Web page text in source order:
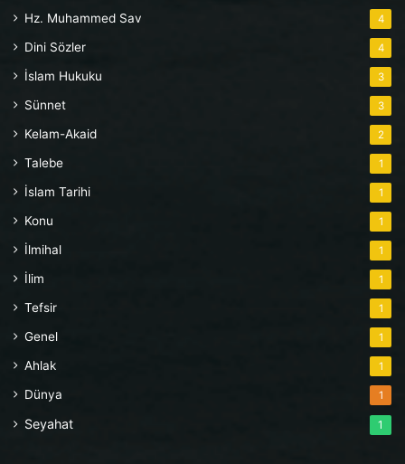
Hz. Muhammed Sav 4
Dini Sözler 4
İslam Hukuku 3
Sünnet 3
Kelam-Akaid 2
Talebe 1
İslam Tarihi 1
Konu 1
İlmihal 1
İlim 1
Tefsir 1
Genel 1
Ahlak 1
Dünya 1
Seyahat 1